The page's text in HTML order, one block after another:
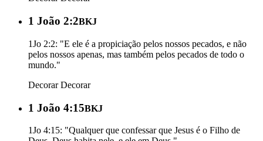
1 João 2:2BKJ
1Jo 2:2: "E ele é a propiciação pelos nossos pecados, e não
pelos nossos apenas, mas também pelos pecados de todo o
mundo."
Decorar Decorar
1 João 4:15BKJ
1Jo 4:15: "Qualquer que confessar que Jesus é o Filho de